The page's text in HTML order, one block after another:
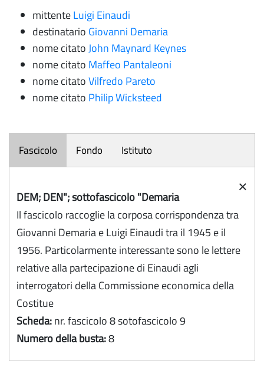
mittenteLuigi Einaudi
destinatario Giovanni Demaria
nome citatoJohn Maynard Keynes
nome citato Maffeo Pantaleoni
nome citatoVilfredo Pareto
nome citato Philip Wicksteed
Fascicolo Fondo Istituto
×
DEM; DEN"; sottofascicolo "Demaria
Il fascicolo raccoglie la corposa corrispondenza tra
Giovanni Demaria e Luigi Einaudi tra il 1945 e il
1956. Particolarmente interessante sono le lettere
relative alla partecipazione di Einaudi agli
interrogatori della Commissione economica della
Costitue
Scheda:nr. fascicolo 8 sotofascicolo 9
Numero della busta:8